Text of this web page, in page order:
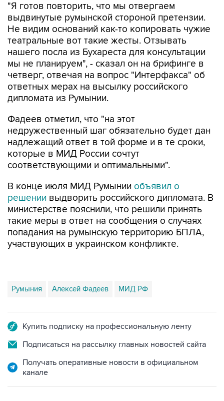
"Я готов повторить, что мы отвергаем
выдвинутые румынской стороной претензии.
Не видим оснований как-то копировать чужие
театральные вот такие жесты. Отзывать
нашего посла из Бухареста для консультации
мы не планируем", - сказал он на брифинге в
четверг, отвечая на вопрос "Интерфакса" об
ответных мерах на высылку российского
дипломата из Румынии.
Фадеев отметил, что "на этот
недружественный шаг обязательно будет дан
надлежащий ответ в той форме и в те сроки,
которые в МИД России сочтут
соответствующими и оптимальными".
В конце июля МИД Румынии объявил о
решении выдворить российского дипломата. В
министерстве пояснили, что решили принять
такие меры в ответ на сообщения о случаях
попадания на румынскую территорию БПЛА,
участвующих в украинском конфликте.
Румыния Алексей Фадеев МИД РФ
Купить подписку на профессиональную ленту
Подписаться на рассылку главных новостей сайта
Получать оперативные новости в официальном
канале